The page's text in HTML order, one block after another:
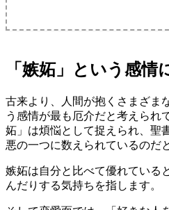
「嫉妬」という感情
古来より、人間が抱くさまざま
う感情が最も厄介だと考えられ
妬」は煩悩として捉えられ、聖
悪の一つに数えられているのだ
嫉妬は自分と比べて優れている
んだりする気持ちを指します。